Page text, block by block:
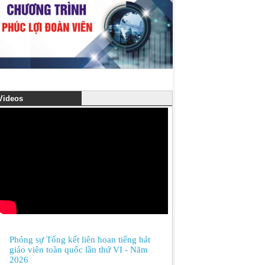
Phóng sự Tổng kết liên hoan tiếng hát
giáo viên toàn quốc lần thứ VI - Năm
2026